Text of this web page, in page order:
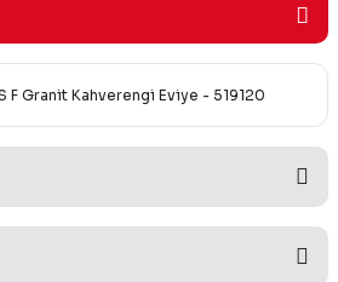
F Granit Kahverengi Eviye - 519120